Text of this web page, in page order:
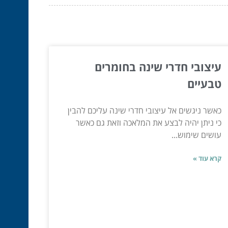
עיצובי חדרי שינה בחומרים
טבעיים
כאשר ניגשים אל עיצובי חדרי שינה עליכם להבין
כי ניתן יהיה לבצע את המלאכה וזאת גם כאשר
עושים שימוש...
קרא עוד »